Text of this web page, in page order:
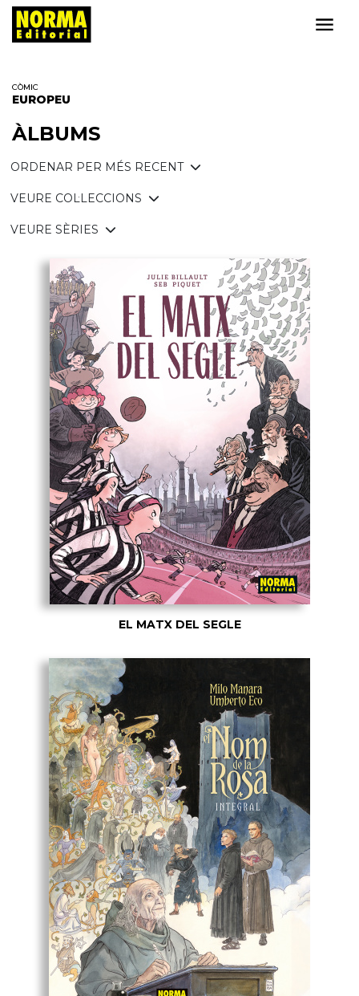
CÒMIC
EUROPEU
ÀLBUMS
ORDENAR PER MÉS RECENT
VEURE COL·LECCIONS
VEURE SÈRIES
EL MATX DEL SEGLE